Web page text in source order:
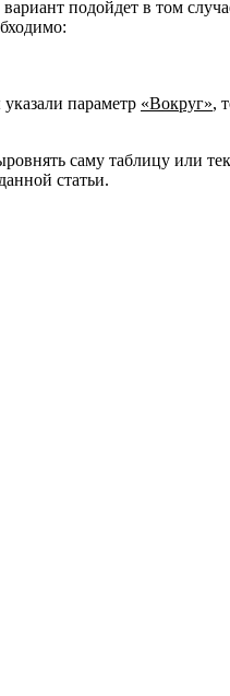
подойдет в том
параметр «Вокруг»,
саму таблицу или
статьи.